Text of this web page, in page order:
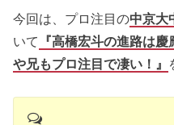
今回は、プロ注目の中京大
いて
『高橋宏斗の進路は
や兄もプロ注目で凄い！』